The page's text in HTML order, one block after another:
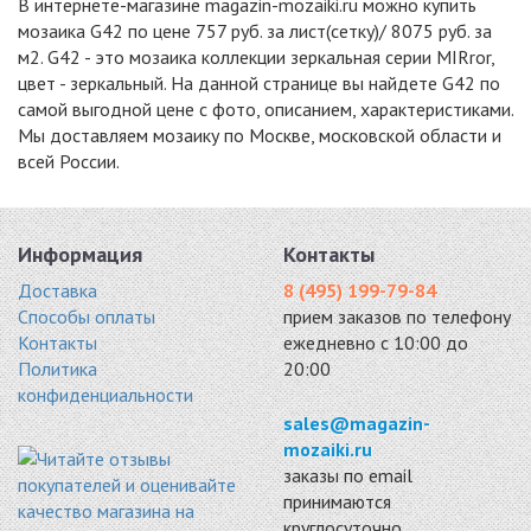
4464 руб. / кв.м.
стекло 310x310
5100 руб. / кв.м.
-18%
стекло 300x300
5148 руб. / кв.м.
стекло 286x320
5525 руб. / кв.м.
-15%
SD42-2
стекло 328x328
5610 руб. / кв.м.
-15%
SH74-5
стекло 286x286
5610 руб. / кв.м.
-15%
S20
стекло 328x328
5780 руб. / кв.м.
-15% -15% -15%
В интернете-магазине magazin-mozaiki.ru можно купить
мозаика G42 по цене 757 руб. за лист(сетку)/ 8075 руб. за
м2. G42 - это мозаика коллекции зеркальная серии MIRror,
цвет - зеркальный. На данной странице вы найдете G42 по
самой выгодной цене с фото, описанием, характеристиками.
Мы доставляем мозаику по Москве, московской области и
всей России.
Информация
Доставка
Способы оплаты
Контакты
Политика
конфиденциальности
Контакты
8 (495) 199-79-84
прием заказов по телефону
ежедневно с 10:00 до
20:00
sales@magazin-
mozaiki.ru
заказы по email
принимаются